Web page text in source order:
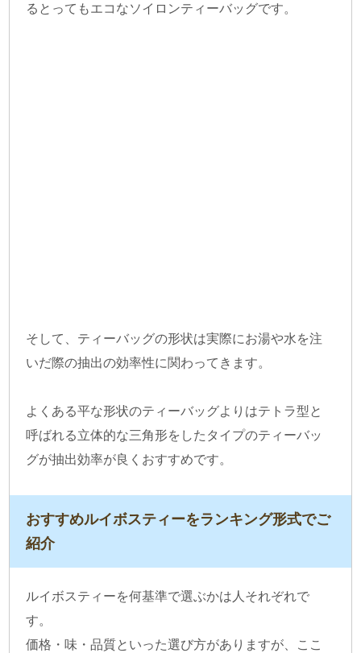
るとってもエコなソイロンティーバッグです。
そして、ティーバッグの形状は実際にお湯や水を注
いだ際の抽出の効率性に関わってきます。
よくある平な形状のティーバッグよりはテトラ型と
呼ばれる立体的な三角形をしたタイプのティーバッ
グが抽出効率が良くおすすめです。
おすすめルイボスティーをランキング形式でご
紹介
ルイボスティーを何基準で選ぶかは人それぞれで
す。
価格・味・品質といった選び方がありますが、ここ